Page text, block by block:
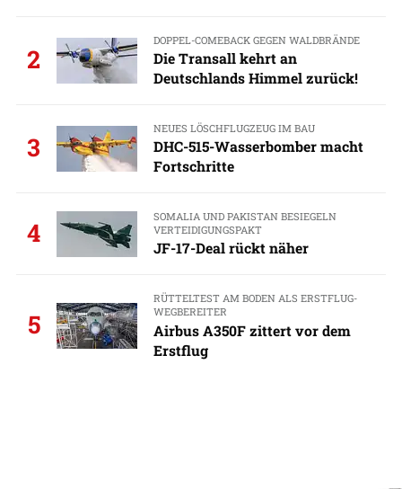
2
DOPPEL-COMEBACK GEGEN WALDBRÄNDE
Die Transall kehrt an
Deutschlands Himmel zurück!
3
NEUES LÖSCHFLUGZEUG IM BAU
DHC-515-Wasserbomber macht
Fortschritte
4
SOMALIA UND PAKISTAN BESIEGELN
VERTEIDIGUNGSPAKT
JF-17-Deal rückt näher
5
RÜTTELTEST AM BODEN ALS ERSTFLUG-
WEGBEREITER
Airbus A350F zittert vor dem
Erstflug